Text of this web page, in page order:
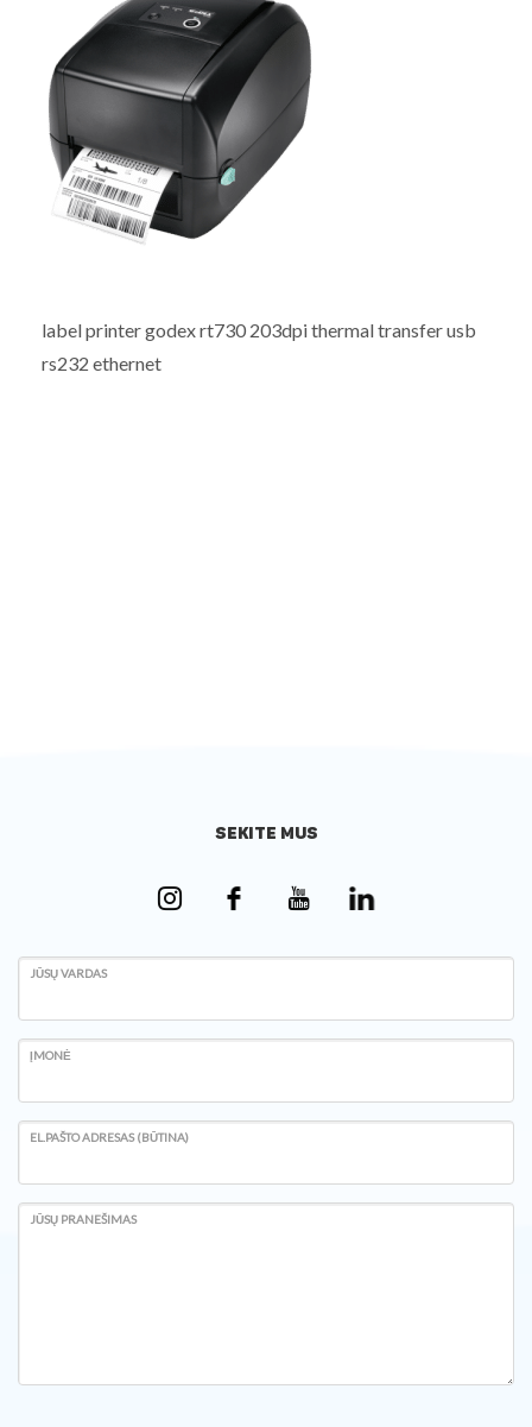
label printer godex rt730 203dpi thermal transfer usb
rs232 ethernet
SEKITE MUS
JŪSŲ VARDAS
ĮMONĖ
EL.PAŠTO ADRESAS (BŪTINA)
JŪSŲ PRANEŠIMAS